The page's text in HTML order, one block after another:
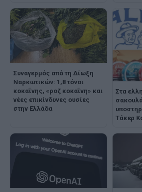
Συναγερμός από τη Δίωξη
Ναρκωτικών: 1,8 τόνοι
κοκαΐνης, «ροζ κοκαΐνη» και
νέες επικίνδυνες ουσίες
στην Ελλάδα
Στα
Τάκερ